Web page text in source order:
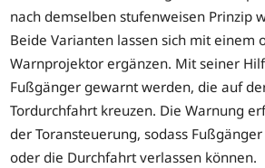
nach demselben stufenweisen Prinzip
Beide Varianten lassen sich mit einem
Warnprojektor ergänzen. Mit seiner
Fußgänger gewarnt werden, die auf
Tordurchfahrt kreuzen. Die Warnung
der Toransteuerung, sodass
oder die Durchfahrt verlassen können.